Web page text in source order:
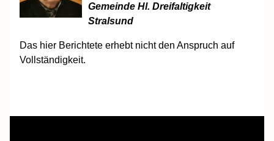
Gemeinde Hl. Dreifaltigkeit
Stralsund
Das hier Berichtete erhebt nicht den Anspruch auf
Vollständigkeit.